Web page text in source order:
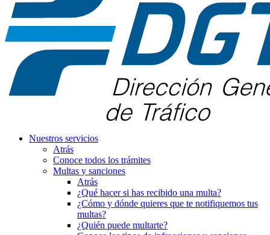
Nuestros servicios
Atrás
Conoce todos los trámites
Multas y sanciones
Atrás
¿Qué hacer si has recibido una multa?
¿Cómo y dónde quieres que te notifiquemos tus
multas?
¿Quién puede multarte?